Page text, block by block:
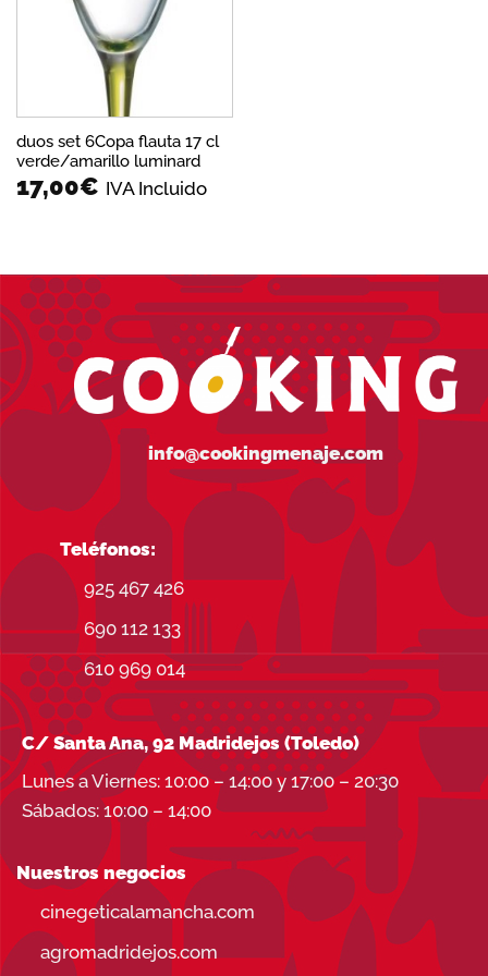
duos set 6Copa flauta 17 cl
verde/amarillo luminard
17,00€ IVA Incluido
info@cookingmenaje.com
Teléfonos:
925 467 426
690 112 133
610 969 014
C/ Santa Ana, 92 Madridejos (Toledo)
Lunes a Viernes: 10:00 – 14:00 y 17:00 – 20:30
Sábados: 10:00 – 14:00
Nuestros negocios
cinegeticalamancha.com
agromadridejos.com